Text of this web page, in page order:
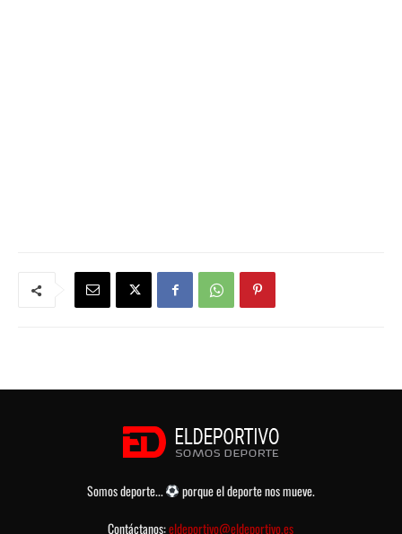
Somos deporte...
porque el deporte nos mueve.
Contáctanos:eldeportivo@eldeportivo.es